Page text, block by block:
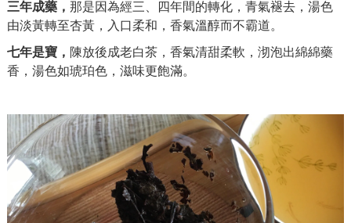
三年成藥， 那是因為經三、四年間的轉化，青氣褪去，湯色
由淡黃轉至杏黃，入口柔和，香氣溫醇而不霸道。
七年是寶， 陳放後成老白茶，香氣清甜柔軟，沏泡出綿綿藥
香，湯色如琥珀色，滋味更飽滿。